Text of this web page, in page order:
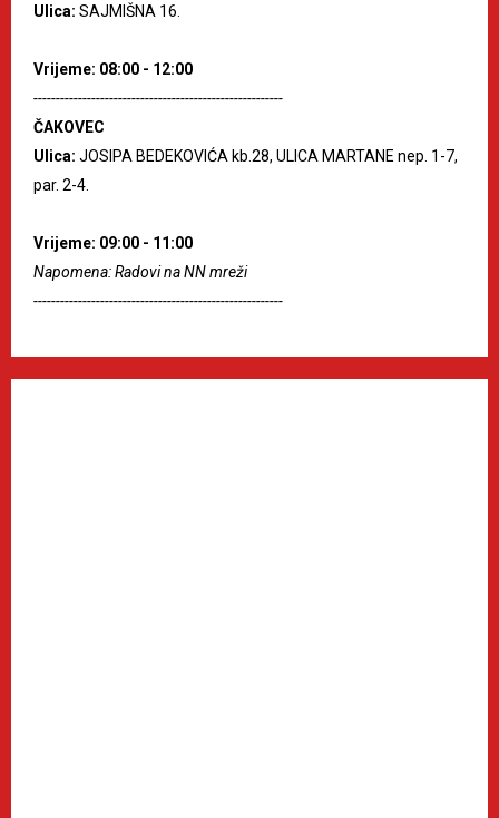
Ulica: SAJMIŠNA 16.
Vrijeme: 08:00 - 12:00
--------------------------------------------------------
ČAKOVEC
Ulica: JOSIPA BEDEKOVIĆA kb.28, ULICA MARTANE nep. 1-7,
par. 2-4.
Vrijeme: 09:00 - 11:00
Napomena: Radovi na NN mreži
--------------------------------------------------------